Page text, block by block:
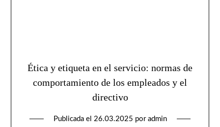
Ética y etiqueta en el servicio: normas de
comportamiento de los empleados y el
directivo
Publicada el 26.03.2025 por admin